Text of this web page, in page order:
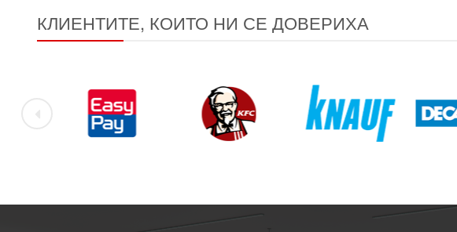
КЛИЕНТИТЕ, КОИТО НИ СЕ ДОВЕРИХА